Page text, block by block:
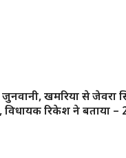
जुनवानी, खमरिया से
विधायक रिकेश ने बताया